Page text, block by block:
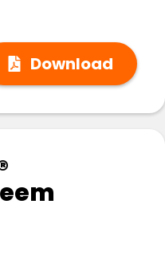
Download